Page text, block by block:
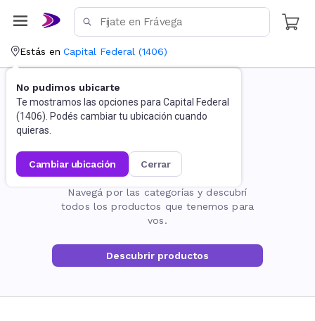
Estás en Capital Federal (1406)
No pudimos ubicarte
Te mostramos las opciones para Capital Federal
(1406). Podés cambiar tu ubicación cuando
quieras.
cambiar ubicación cerrar
La página no existe
Navegá por las categorías y descubrí
todos los productos que tenemos para
vos.
Descubrir productos